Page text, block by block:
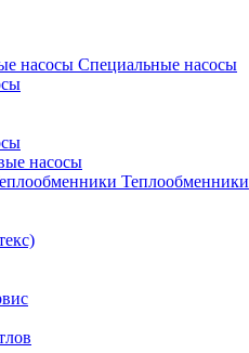
Специальные насосы
насосы
Теплообменники